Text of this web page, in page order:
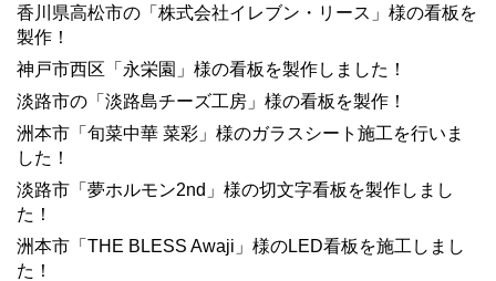
香川県高松市の「株式会社イレブン・リース」様の看板を
製作！
神戸市西区「永栄園」様の看板を製作しました！
淡路市の「淡路島チーズ工房」様の看板を製作！
洲本市「旬菜中華 菜彩」様のガラスシート施工を行いま
した！
淡路市「夢ホルモン2nd」様の切文字看板を製作しまし
た！
洲本市「THE BLESS Awaji」様のLED看板を施工しまし
た！